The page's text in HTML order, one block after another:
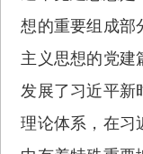
想的重要组成部
主义思想的党建
发展了习近平新
理论体系，在习